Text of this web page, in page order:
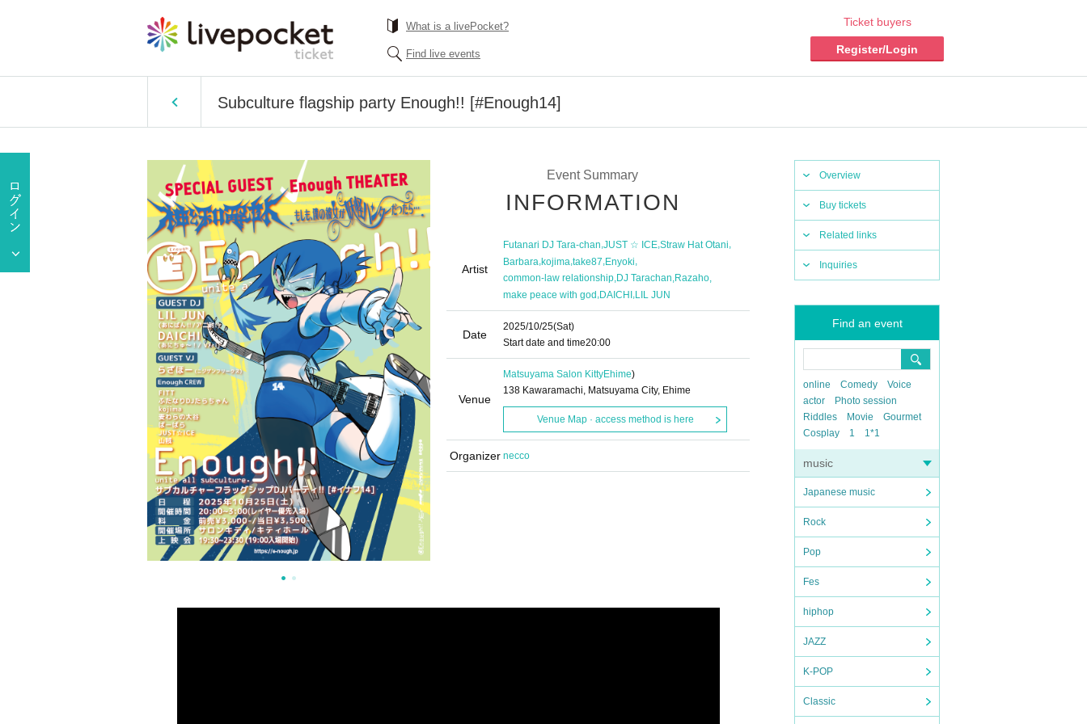
What is a livePocket?
Find live events
Ticket buyers
Register/Login
Subculture flagship party Enough!! [#Enough14]
Overview
Buy tickets
Related links
Inquiries
Find an event
online Comedy
Voice
actor
Photo session
Riddles
Movie
Gourmet
Cosplay
1 1*1
music
Japanese music
Rock
Pop
Fes
hiphop
JAZZ
K-POP
Classic
Event Summary
INFORMATION
Artist
Futanari DJ Tara-chan,JUST ☆ ICE,Straw Hat Otani,
Barbara,kojima,take87,Enyoki,
common-law relationship DJ Tarachan Razaho
make peace with god ,DAICHI ,LIL JUN
Date
2025/10/25(Sat)
Start date and time20:00
Venue
Matsuyama Salon KittyEhime)
138 Kawaramachi, Matsuyama City, Ehime
Venue Map · access method is here
Organizer necco